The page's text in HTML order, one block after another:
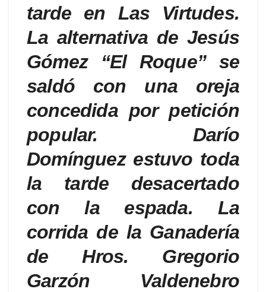
tarde en Las Virtudes.
La alternativa de Jesús
Gómez “El Roque” se
saldó con una oreja
concedida por petición
popular. Darío
Domínguez estuvo toda
la tarde desacertado
con la espada. La
corrida de la Ganadería
de Hros. Gregorio
Garzón Valdenebro